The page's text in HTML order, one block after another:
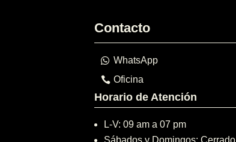
Contacto
WhatsApp
Oficina
Horario de Atención
L-V: 09 am a 07 pm